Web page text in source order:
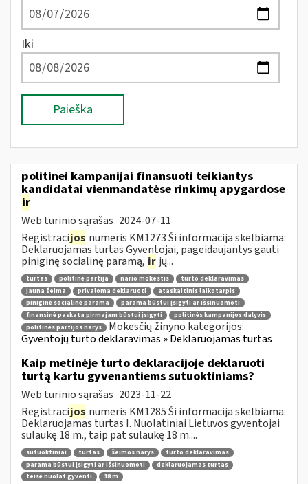
Iki
Paieška
politinei kampanijai finansuoti teikiantys
kandidatai vienmandatėse rinkimų apygardose
ir
Web turinio sąrašas 2024-07-11
Registracijos numeris KM1273 Ši informacija skelbiama:
Deklaruojamas turtas Gyventojai, pageidaujantys gauti
piniginę socialinę paramą, ir jų...
turtas politinė partija nario mokestis
turto deklaravimas
jauna šeima
privaloma deklaruoti
ataskaitinis laikotarpis
piniginė socialinė parama
parama būstui įsigyti ar išsinuomoti
finansinė paskata pirmajam būstui įsigyti
politinės kampanijos dalyvis
politinės partijos narys
Mokesčių žinyno kategorijos:
Gyventojų turto deklaravimas » Deklaruojamas turtas
Kaip metinėje turto deklaracijoje deklaruoti
turtą kartu gyvenantiems sutuoktiniams?
Web turinio sąrašas 2023-11-22
Registracijos numeris KM1285 Ši informacija skelbiama:
Deklaruojamas turtas I. Nuolatiniai Lietuvos gyventojai
sulaukę 18 m., taip pat sulaukę 18 m....
sutuoktiniai turtas šeimos narys
turto deklaravimas
parama būstui įsigyti ar išsinuomoti
deklaruojamas turtas
teisė nuolat gyventi
18 m